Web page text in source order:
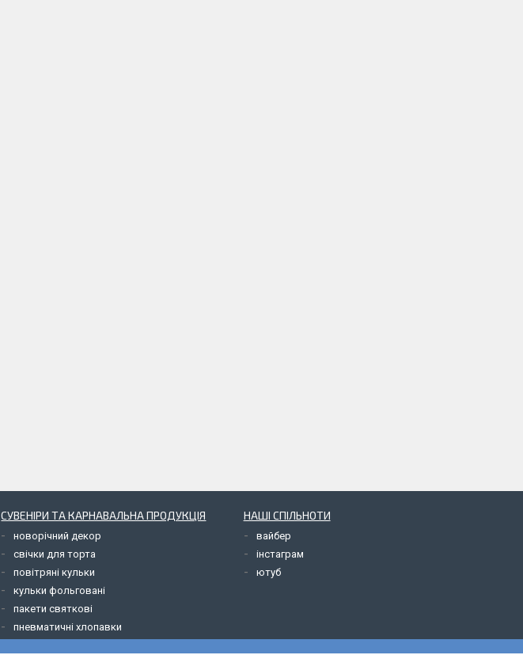
СУВЕНІРИ ТА КАРНАВАЛЬНА ПРОДУКЦІЯ
новорічний декор
свічки для торта
повітряні кульки
кульки фольговані
пакети святкові
пневматичні хлопавки
НАШІ СПІЛЬНОТИ
вайбер
інстаграм
ютуб